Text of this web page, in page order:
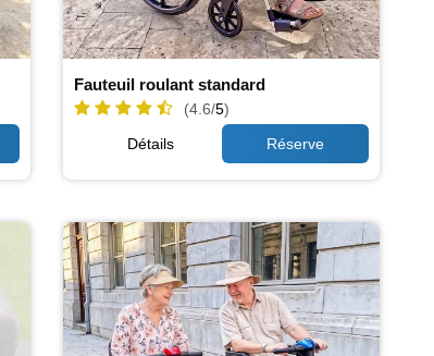
Fauteuil roulant standard
(4.6/5)
Détails